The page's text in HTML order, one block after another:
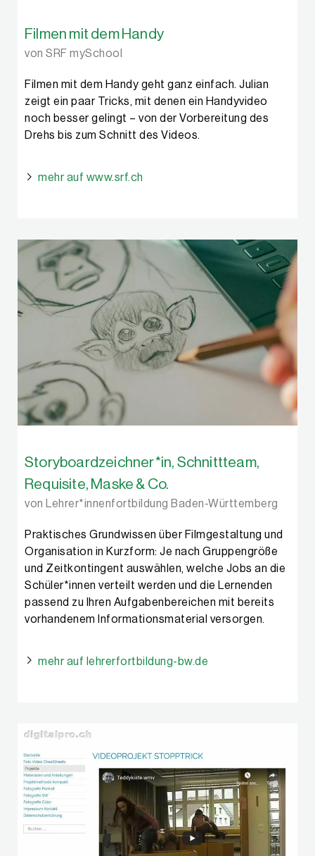
Filmen mit dem Handy
von SRF mySchool
Filmen mit dem Handy geht ganz einfach. Julian
zeigt ein paar Tricks, mit denen ein Handyvideo
noch besser gelingt – von der Vorbereitung des
Drehs bis zum Schnitt des Videos.
mehr auf www.srf.ch
Storyboardzeichner*in, Schnittteam,
Requisite, Maske & Co.
von Lehrer*innenfortbildung Baden-Württemberg
Praktisches Grundwissen über Filmgestaltung und
Organisation in Kurzform: Je nach Gruppengröße
und Zeitkontingent auswählen, welche Jobs an die
Schüler*innen verteilt werden und die Lernenden
passend zu Ihren Aufgabenbereichen mit bereits
vorhandenem Informationsmaterial versorgen.
mehr auf lehrerfortbildung-bw.de